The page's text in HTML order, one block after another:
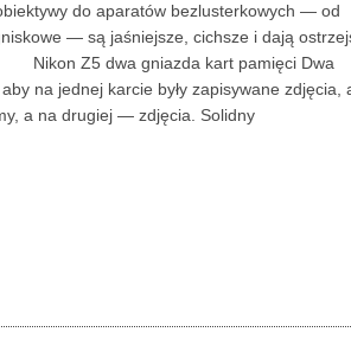
do aparatów bezlusterkowych — od
— są jaśniejsze, cichsze i dają
Nikon Z5 dwa gniazda kart pamięci Dwa
na jednej karcie były zapisywane zdjęcia,
a na drugiej — zdjęcia. Solidny